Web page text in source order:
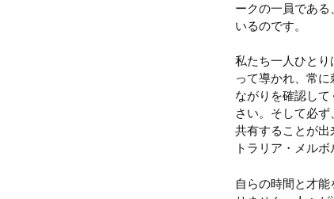
ークの一員であ
いるのです。
私たち一人ひとり
って導かれ、常
ながりを確認し
さい。そして必
共有することが出
トラリア・メル
自らの時間と才